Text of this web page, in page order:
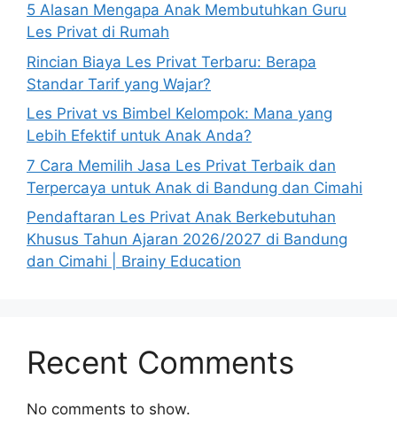
5 Alasan Mengapa Anak Membutuhkan Guru
Les Privat di Rumah
Rincian Biaya Les Privat Terbaru: Berapa
Standar Tarif yang Wajar?
Les Privat vs Bimbel Kelompok: Mana yang
Lebih Efektif untuk Anak Anda?
7 Cara Memilih Jasa Les Privat Terbaik dan
Terpercaya untuk Anak di Bandung dan Cimahi
Pendaftaran Les Privat Anak Berkebutuhan
Khusus Tahun Ajaran 2026/2027 di Bandung
dan Cimahi | Brainy Education
Recent Comments
No comments to show.